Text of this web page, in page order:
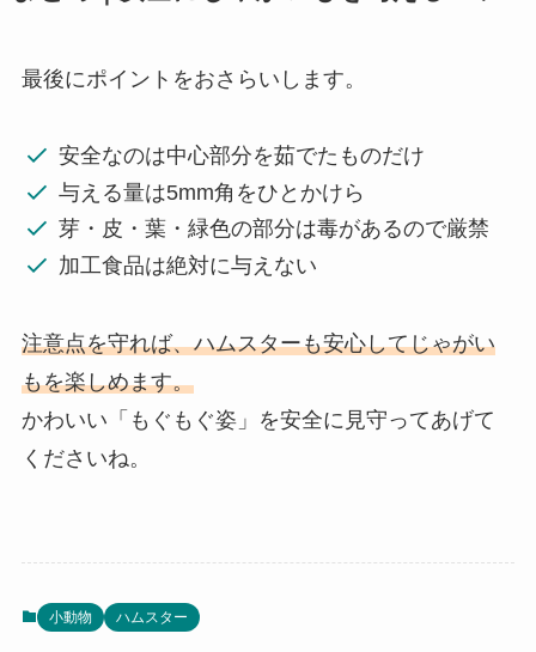
最後にポイントをおさらいします。
安全なのは中心部分を茹でたものだけ
与える量は5mm角をひとかけら
芽・皮・葉・緑色の部分は毒があるので厳禁
加工食品は絶対に与えない
注意点を守れば、ハムスターも安心してじゃがい
もを楽しめます。
かわいい「もぐもぐ姿」を安全に見守ってあげて
くださいね。
小動物 ハムスター